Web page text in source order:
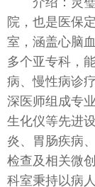
院，也是医保
室，涵盖心脑
多个亚专科，
病、慢性病诊
深医师组成专
生化仪等先进
炎、胃肠疾病
检查及相关微
科室秉持以病